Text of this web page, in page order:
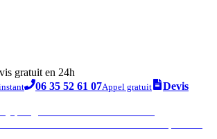
gratuit en 24h
06 35 52 61 07Appel gratuit
Devis